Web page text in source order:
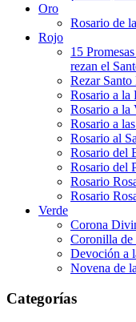
Oro
Rosario de
Rojo
15
rezan el
Rezar
Rosario a la
Rosario a la
Rosario a
Rosario al
Rosario del
Rosario del
Rosario
Rosario
Verde
Corona
Coronilla
Devoción a
Novena de
Categorías